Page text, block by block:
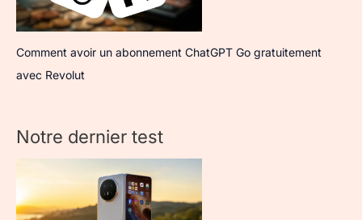
Comment avoir un abonnement ChatGPT Go gratuitement
avec Revolut
Notre dernier test